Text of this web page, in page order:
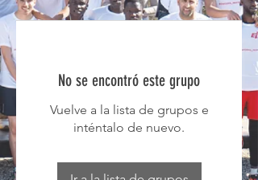
No se encontró este grupo
Vuelve a la lista de grupos e
inténtalo de nuevo.